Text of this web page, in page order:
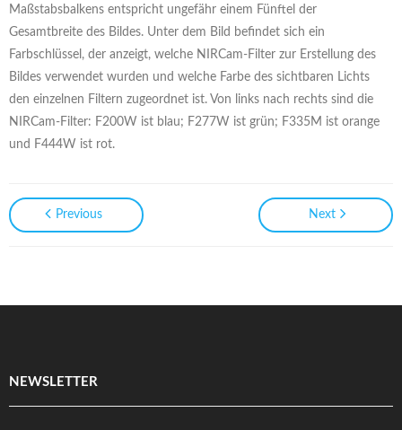
Maßstabsbalkens entspricht ungefähr einem Fünftel der
Gesamtbreite des Bildes. Unter dem Bild befindet sich ein
Farbschlüssel, der anzeigt, welche NIRCam-Filter zur Erstellung des
Bildes verwendet wurden und welche Farbe des sichtbaren Lichts
den einzelnen Filtern zugeordnet ist. Von links nach rechts sind die
NIRCam-Filter: F200W ist blau; F277W ist grün; F335M ist orange
und F444W ist rot.
Previous Next
NEWSLETTER